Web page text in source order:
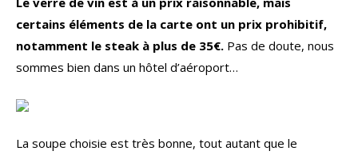
certains éléments de la carte ont un prix prohibitif,
notamment le steak à plus de 35€. Pas de doute, nous
sommes bien dans un hôtel d’aéroport…
La soupe choisie est très bonne, tout autant que le